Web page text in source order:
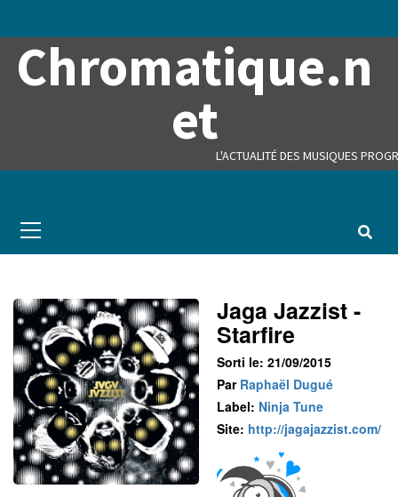
Chromatique.n
et
L'ACTUALITÉ DES MUSIQUES
Menu
Jaga Jazzist -
Starfire
Sorti le: 21/09/2015
Par Raphaël Dugué
Label: Ninja Tune
Site: http://jagajazzist.com/